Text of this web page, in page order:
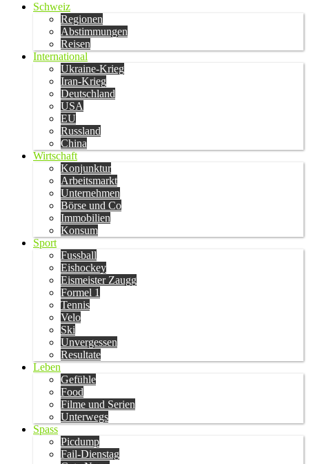
Schweiz
Regionen
Abstimmungen
Reisen
International
Ukraine-Krieg
Iran-Krieg
Deutschland
USA
EU
Russland
China
Wirtschaft
Konjunktur
Arbeitsmarkt
Unternehmen
Börse und Co
Immobilien
Konsum
Sport
Fussball
Eishockey
Eismeister Zaugg
Formel 1
Tennis
Velo
Ski
Unvergessen
Resultate
Leben
Gefühle
Food
Filme und Serien
Unterwegs
Spass
Picdump
Fail-Dienstag